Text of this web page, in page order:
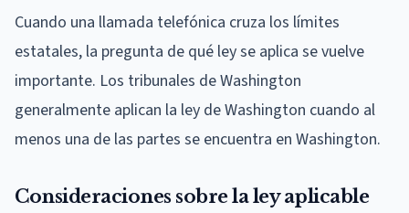
Cuando una llamada telefónica cruza los límites
estatales, la pregunta de qué ley se aplica se vuelve
importante. Los tribunales de Washington
generalmente aplican la ley de Washington cuando al
menos una de las partes se encuentra en Washington.
Consideraciones sobre la ley aplicable